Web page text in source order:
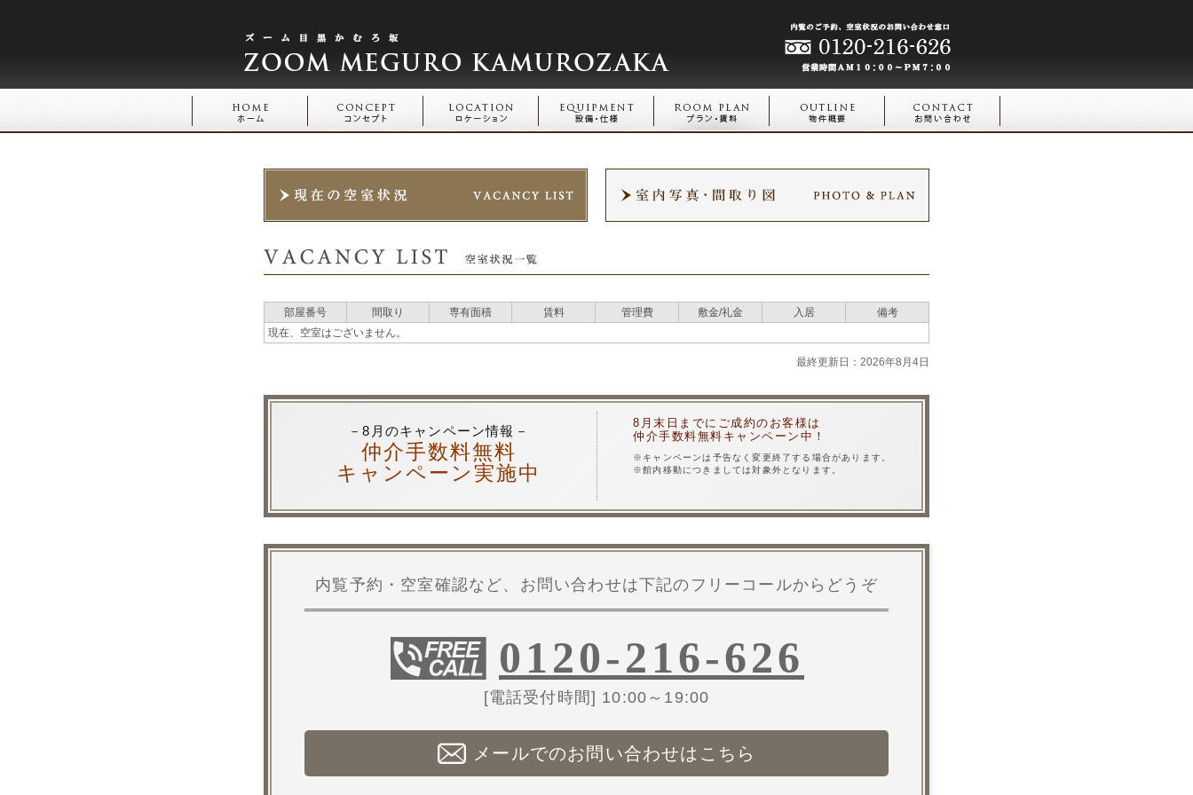
部屋番号 間取り 専有面積 賃料 管理費 敷金/礼金 入居
備考
現在、空室はございません。
最終更新日：2026年8月4日
－8月のキャンペーン情報－
仲介手数料無料
キャンペーン実施中
8月末日までにご成約のお客様は
仲介手数料無料キャンペーン中！
※キャンペーンは予告なく変更終了する場合があります。
※館内移動につきましては対象外となります。
内覧予約・空室確認など、お問い合わせは下記のフリーコールからどうぞ
0120-216-626
[電話受付時間] 10:00～19:00
メールでのお問い合わせはこちら